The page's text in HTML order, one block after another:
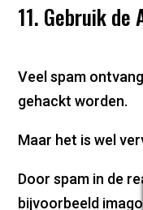
11. Gebruik
Veel spam
gehackt worden.
Maar het is wel
Door spam in de
bijvoorbeeld